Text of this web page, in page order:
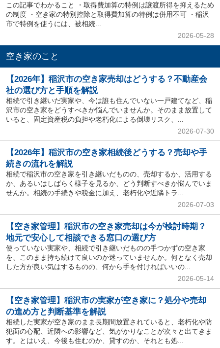
この記事でわかること ・取得費加算の特例は譲渡所得を抑えるため
の制度 ・空き家の特別控除と取得費加算の特例は併用不可 ・稲沢
市で特例を使うには、被相続...
2026-05-28
空き家のこと
【2026年】稲沢市の空き家売却はどうする？不動産会
社の選び方と手順を解説
相続で引き継いだ実家や、今は誰も住んでいない一戸建てなど、稲
沢市の空き家をどうすべきか悩んでいませんか。そのまま放置して
いると、固定資産税の負担や老朽化による倒壊リスク、...
2026-07-30
【2026年】稲沢市の空き家相続後どうする？売却や手
続きの流れを解説
相続で稲沢市の空き家を引き継いだものの、売却するか、活用する
か、あるいはしばらく様子を見るか、どう判断すべきか悩んでいま
せんか。相続の手続きや税金に加え、老朽化や近隣トラ...
2026-07-03
【空き家管理】稲沢市の空き家売却は今が検討時期？
地元で安心して相談できる窓口の選び方
使っていない実家や、相続で引き継いだものの手つかずの空き家
を、このまま持ち続けて良いのか迷っていませんか。何となく売却
した方が良い気はするものの、何から手を付ければいいの...
2026-05-14
【空き家管理】稲沢市の実家が空き家に？処分や売却
の進め方と判断基準を解説
相続した実家が空き家のまま長期間放置されていると、老朽化や防
犯面の心配、近隣への影響など、気がかりなことが次々と出てきま
す。とはいえ、今後も住むのか、貸すのか、それとも処...